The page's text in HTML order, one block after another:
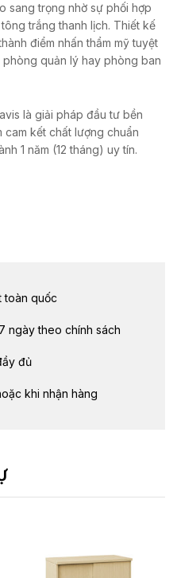
sang trọng nhờ sự phối hợp
trắng thanh lịch. Thiết kế
điểm nhấn thẩm mỹ tuyệt
quản lý hay phòng ban
là giải pháp đầu tư bền
kết chất lượng chuẩn
1 năm (12 tháng) uy tín.
toàn quốc
ngày theo chính sách
đủ
khi nhận hàng